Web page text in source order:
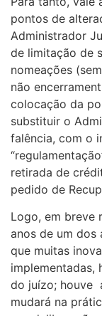
pontos de
Administrador
de limitação de
nomeações
não
colocação da
substituir o
falência, com o
retirada de
pedido de
Logo, em breve
anos de um dos
que muitas
implementadas,
do juízo; houve
mudará na